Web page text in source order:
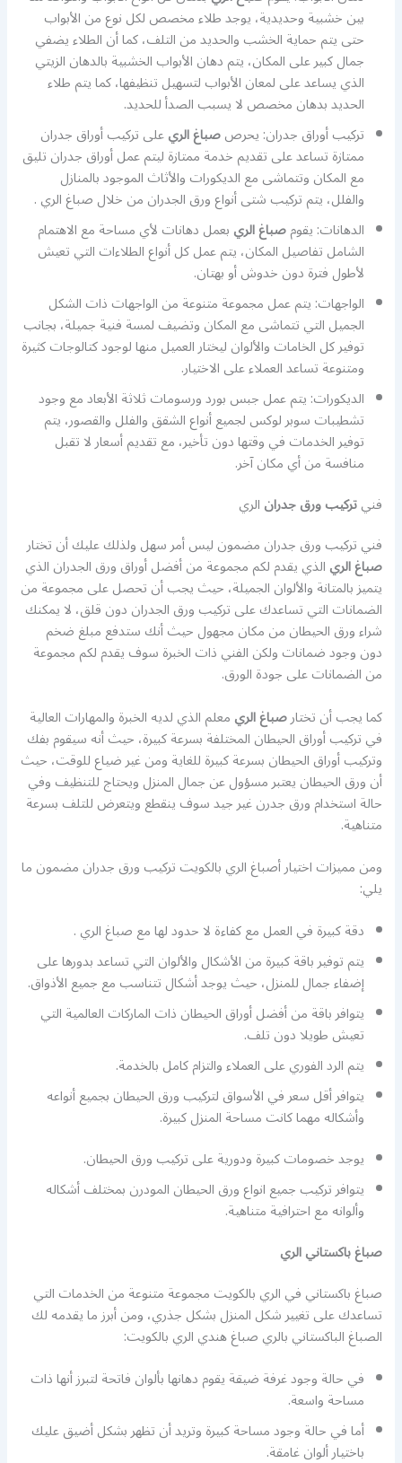
بين خشبية وحديدية، يوجد طلاء مخصص لكل نوع من الأبواب
حتى يتم حماية الخشب والحديد من التلف، كما أن الطلاء يضفي
جمال كبير على المكان، يتم دهان الأبواب الخشبية بالدهان الزيتي
الذي يساعد على لمعان الأبواب لتسهيل تنظيفها، كما يتم طلاء
الحديد بدهان مخصص لا يسبب الصدأ للحديد.
تركيب أوراق جدران: يحرصصباغ الريعلى تركيب أوراق جدران
ممتازة تساعد على تقديم خدمة ممتازة ليتم عمل أوراق جدران تليق
مع المكان وتتماشى مع الديكورات والأثاث الموجود بالمنازل
والفلل، يتم تركيب شتى أنواع ورق الجدران من خلال صباغ الري .
الدهانات: يقومصباغ الريبعمل دهانات لأي مساحة مع الاهتمام
الشامل تفاصيل المكان، يتم عمل كل أنواع الطلاءات التي تعيش
لأطول فترة دون خدوش أو بهتان.
الواجهات: يتم عمل مجموعة متنوعة من الواجهات ذات الشكل
الجميل التي تتماشى مع المكان وتضيف لمسة فنية جميلة، بجانب
توفير كل الخامات والألوان ليختار العميل منها لوجود كتالوجات كثيرة
ومتنوعة تساعد العملاء على الاختيار.
الديكورات: يتم عمل جبس بورد ورسومات ثلاثة الأبعاد مع وجود
تشطيبات سوبر لوكس لجميع أنواع الشقق والفلل والقصور، يتم
توفير الخدمات في وقتها دون تأخير، مع تقديم أسعار لا تقبل
منافسة من أي مكان آخر.
فنيتركيب ورق جدرانالري
فني تركيب ورق جدران مضمون ليس أمر سهل ولذلك عليك أن تختار
صباغ الريالذي يقدم لكم مجموعة من أفضل أوراق ورق الجدران الذي
يتميز بالمتانة والألوان الجميلة، حيث يجب أن تحصل على مجموعة من
الضمانات التي تساعدك على تركيب ورق الجدران دون قلق، لا يمكنك
شراء ورق الحيطان من مكان مجهول حيث أنك ستدفع مبلغ ضخم
دون وجود ضمانات ولكن الفني ذات الخبرة سوف يقدم لكم مجموعة
من الضمانات على جودة الورق.
كما يجب أن تختارصباغ الريمعلم الذي لديه الخبرة والمهارات العالية
في تركيب أوراق الحيطان المختلفة بسرعة كبيرة، حيث أنه سيقوم بفك
وتركيب أوراق الحيطان بسرعة كبيرة للغاية ومن غير ضياع للوقت، حيث
أن ورق الحيطان يعتبر مسؤول عن جمال المنزل ويحتاج للتنظيف وفي
حالة استخدام ورق جدرن غير جيد سوف ينقطع ويتعرض للتلف بسرعة
متناهية.
ومن مميزات اختيار أصباغ الري بالكويت تركيب ورق جدران مضمون ما
يلي:
دقة كبيرة في العمل مع كفاءة لا حدود لها مع صباغ الري .
يتم توفير باقة كبيرة من الأشكال والألوان التي تساعد بدورها على
إضفاء جمال للمنزل، حيث يوجد أشكال تتناسب مع جميع الأذواق.
يتوافر باقة من أفضل أوراق الحيطان ذات الماركات العالمية التي
تعيش طويلا دون تلف.
يتم الرد الفوري على العملاء والتزام كامل بالخدمة.
يتوافر أقل سعر في الأسواق لتركيب ورق الحيطان بجميع أنواعه
وأشكاله مهما كانت مساحة المنزل كبيرة.
يوجد خصومات كبيرة ودورية على تركيب ورق الحيطان.
يتوافر تركيب جميع انواع ورق الحيطان المودرن بمختلف أشكاله
وألوانه مع احترافية متناهية.
صباغ باكستاني الري
صباغ باكستاني في الري بالكويت مجموعة متنوعة من الخدمات التي
تساعدك على تغيير شكل المنزل بشكل جذري، ومن أبرز ما يقدمه لك
الصباغ الباكستاني بالري صباغ هندي الري بالكويت:
في حالة وجود غرفة ضيقة يقوم دهانها بألوان فاتحة لتبرز أنها ذات
مساحة واسعة.
أما في حالة وجود مساحة كبيرة وتريد أن تظهر بشكل أضيق عليك
باختيار ألوان غامقة.